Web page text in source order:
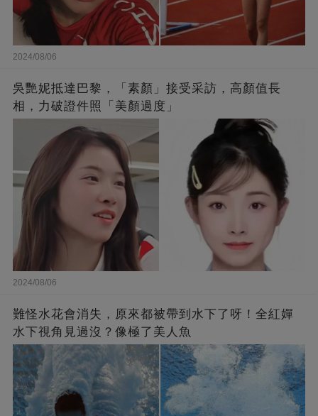
2024/08/06
吳艷妮抵達巴黎，「素顏」接受采訪，高顏值長
相，力破證件照「美顏過度」
2024/08/06
難怪水花會消失，原來都被帶到水下了呀！全紅嬋
水下視角見過沒？像極了美人魚